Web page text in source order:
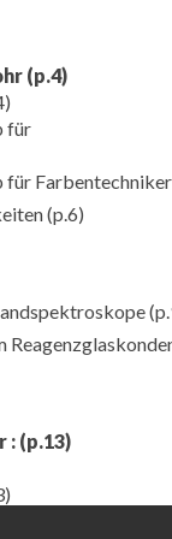
(p.4)
für
für Farbentechniker
(p.6)
: (p.13)